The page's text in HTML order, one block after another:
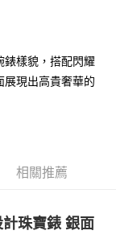
錶樣貌，搭配閃耀
展現出高貴奢華的
相關推薦
計珠寶錶 銀面